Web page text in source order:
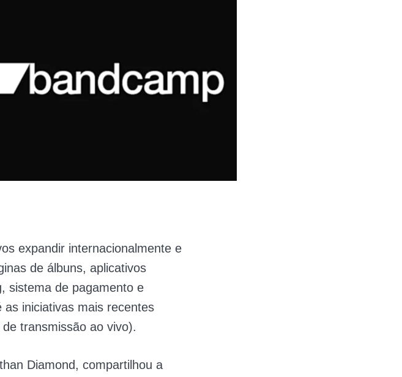
expandir internacionalmente e
de álbuns, aplicativos
sistema de pagamento e
iniciativas mais recentes
transmissão ao vivo).
Diamond, compartilhou a